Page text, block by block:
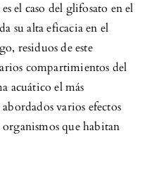
el caso del glifosato en el
su alta eficacia en el
residuos de este
compartimientos del
acuático el más
varios efectos
organismos que habitan